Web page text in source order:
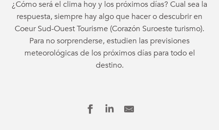
¿Cómo será el clima hoy y los próximos días? Cual sea la
respuesta, siempre hay algo que hacer o descubrir en
Coeur Sud-Ouest Tourisme (Corazón Suroeste turismo).
Para no sorprenderse, estudien las previsiones
meteorológicas de los próximos días para todo el
destino.